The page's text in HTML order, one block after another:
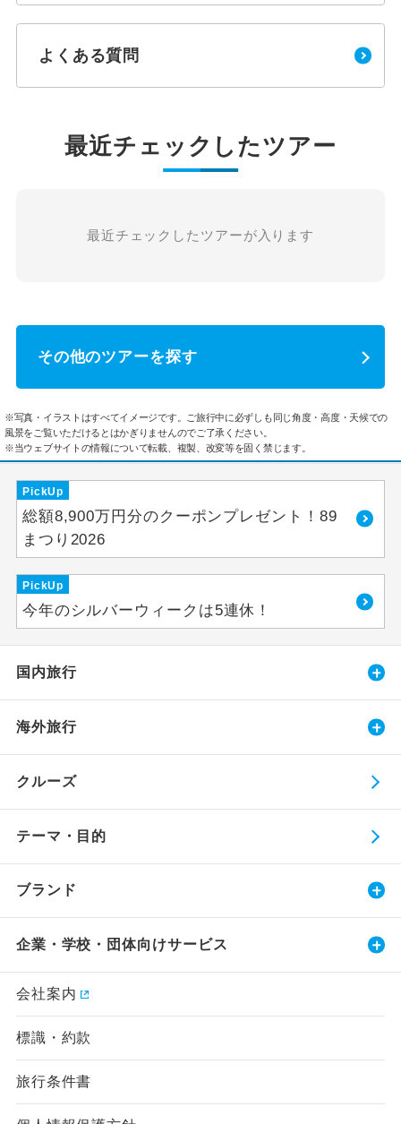
よくある質問
最近チェックしたツアー
最近チェックしたツアーが入ります
その他のツアーを探す
※写真・イラストはすべてイメージです。ご旅行中に必ずしも同じ角度・高度・天候での
風景をご覧いただけるとはかぎりませんのでご了承ください。
※当ウェブサイトの情報について転載、複製、改変等を固く禁じます。
PickUp
総額8,900万円分のクーポンプレゼント！89
まつり2026
PickUp
今年のシルバーウィークは5連休！
国内旅行
海外旅行
クルーズ
テーマ・目的
ブランド
企業・学校・団体向けサービス
会社案内
標識・約款
旅行条件書